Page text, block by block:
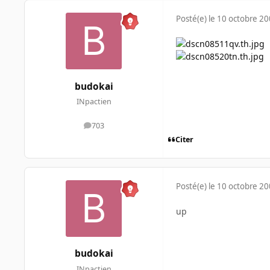
budokai
INpactien
703
messages
Posté(e) le 10 octobre
Citer
budokai
Posté(e) le 10 octobre
up